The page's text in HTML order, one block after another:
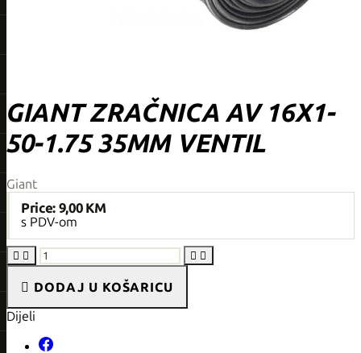
GIANT ZRAČNICA AV 16X1-
50-1.75 35MM VENTIL
Giant
Price: 9,00 KM
s PDV-om
   
 DODAJ U KOŠARICU
Dijeli